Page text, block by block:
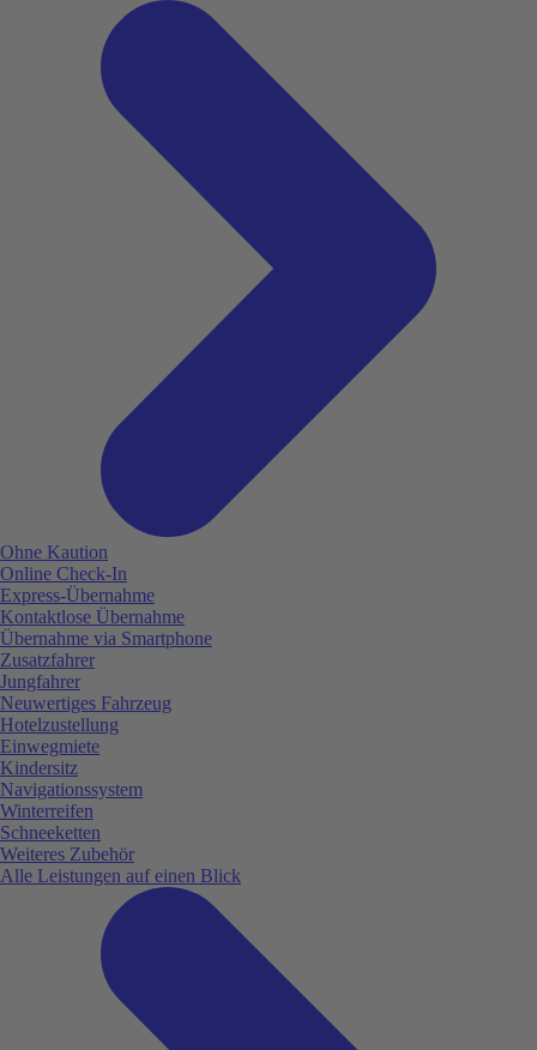
Ohne Kaution
Online Check-In
Express-Übernahme
Kontaktlose Übernahme
Übernahme via Smartphone
Zusatzfahrer
Jungfahrer
Neuwertiges Fahrzeug
Hotelzustellung
Einwegmiete
Kindersitz
Navigationssystem
Winterreifen
Schneeketten
Weiteres Zubehör
Alle Leistungen auf einen Blick